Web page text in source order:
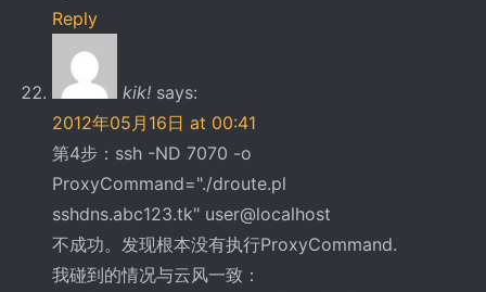
Reply
kik! says:
2012年05月16日 at 00:41
第4步：ssh -ND 7070 -o
ProxyCommand="./droute.pl
sshdns.abc123.tk" user@localhost
不成功。发现根本没有执行ProxyCommand.
我碰到的情况与云风一致：